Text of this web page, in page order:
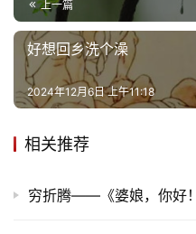
上一篇
好想回乡洗个澡
2024年12月6日 上午11:18
相关推荐
穷折腾——《婆娘，你好